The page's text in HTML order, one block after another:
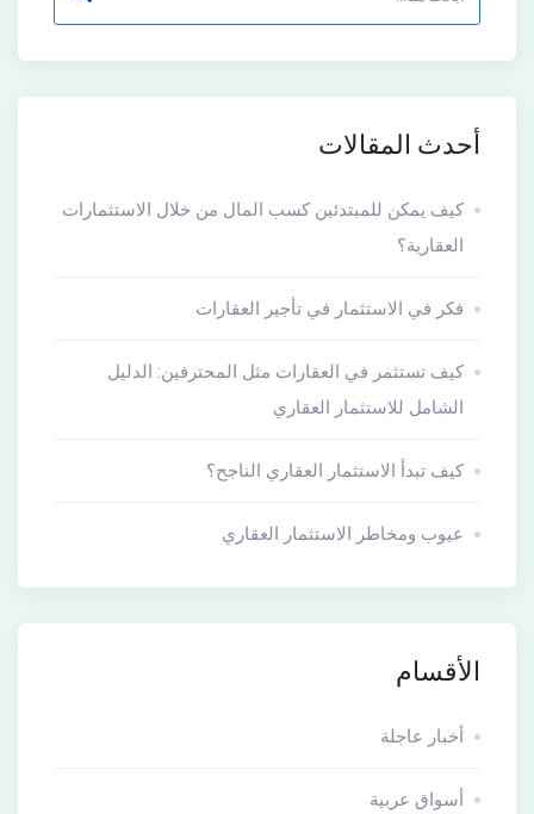
أحدث المقالات
كيف يمكن للمبتدئين كسب المال من خلال الاستثمارات
العقارية؟
فكر في الاستثمار في تأجير العقارات
كيف تستثمر في العقارات مثل المحترفين: الدليل
الشامل للاستثمار العقاري
كيف تبدأ الاستثمار العقاري الناجح؟
عيوب ومخاطر الاستثمار العقاري
الأقسام
أخبار عاجلة
أسواق عربية